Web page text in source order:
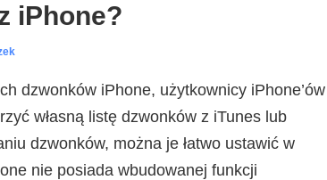
iPhone?
dzwonków iPhone, użytkownicy iPhone’ów
własną listę dzwonków z iTunes lub
dzwonków, można je łatwo ustawić w
nie posiada wbudowanej funkcji